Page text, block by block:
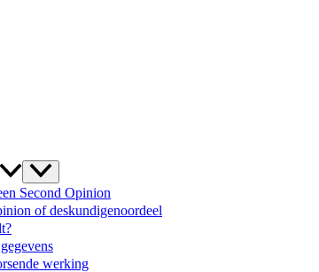
Second Opinion
of deskundigenoordeel
werking